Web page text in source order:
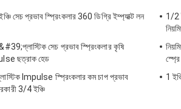
সেচ প্রভাব স্প্রিংকলার 360 ডিগ্রি ইম্প্যাক্ট লন
সেচ প্রভাব স্প্রিংকলার কৃষি
ছত্রাক হেড
Impulse স্প্রিংকলার কম চাপ প্রভাব
3/4 ইঞ্চি
1/2
1